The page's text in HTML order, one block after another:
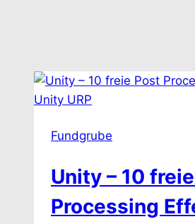
Fundgrube
Unity – 10
Processing